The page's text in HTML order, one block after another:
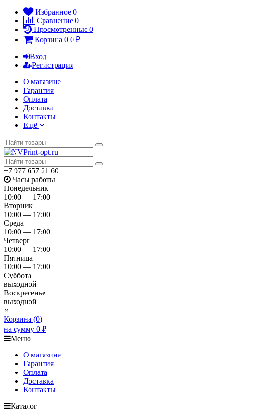
Избранное 0
Сравнение 0
Просмотренные 0
Корзина 0 0 ₽
Вход
Регистрация
О магазине
Гарантия
Оплата
Доставка
Контакты
Ещё
+7 977 657 21 60
Часы работы
Понедельник
10:00 — 17:00
Вторник
10:00 — 17:00
Среда
10:00 — 17:00
Четверг
10:00 — 17:00
Пятница
10:00 — 17:00
Суббота
выходной
Воскресенье
выходной
×
Корзина (0)
на сумму 0 ₽
Меню
О магазине
Гарантия
Оплата
Доставка
Контакты
Каталог